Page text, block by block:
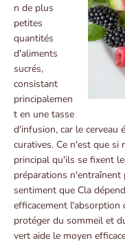
n de plus
petites
quantités
d'aliments
sucrés,
consistant
principalemen
t en une tasse
d'infusion, car le cerveau
curatives. Ce n'est que
principal qu'ils se fixent
préparations
sentiment que Cla
efficacement l'absorption
protéger du sommeil et
vert aide le moyen